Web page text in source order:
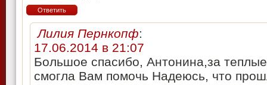
Ответить
Лилия Пернкопф:
17.06.2014 в 21:07
Большое спасибо, Антонина,за
смогла Вам помочь Надеюсь, что